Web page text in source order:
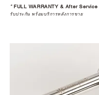
*FULL WARRANTY & After Service
รับประกัน พร้อมบริการหลังการขาย